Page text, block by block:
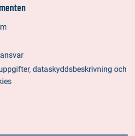
dataskyddsbeskrivning och